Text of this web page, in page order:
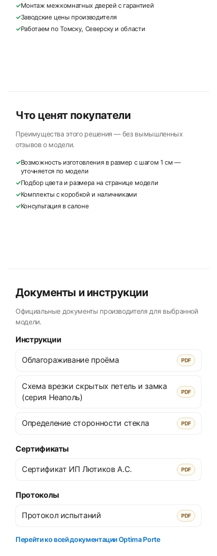
✓Монтаж межкомнатных дверей с гарантией
✓Заводские цены производителя
✓Работаем по Томску, Северску и области
Что ценят покупатели
Преимущества этого решения — без вымышленных
отзывов о модели.
✓Возможность изготовления в размер с шагом 1 см —
уточняется по модели
✓Подбор цвета и размера на странице модели
✓Комплекты с коробкой и наличниками
✓Консультация в салоне
Документы и инструкции
Официальные документы производителя для выбранной
модели.
Инструкции
Облагораживание проёма PDF
Схема врезки скрытых петель и замка
(серия Неаполь)
PDF
Определение сторонности стекла PDF
Сертификаты
Сертификат ИП Лютиков А.С. PDF
Протоколы
Протокол испытаний PDF
Перейти ко всей документации Optima Porte